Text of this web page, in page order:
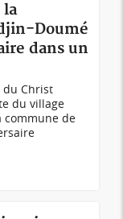
la
Doumé
dans un
du Christ
du village
commune de